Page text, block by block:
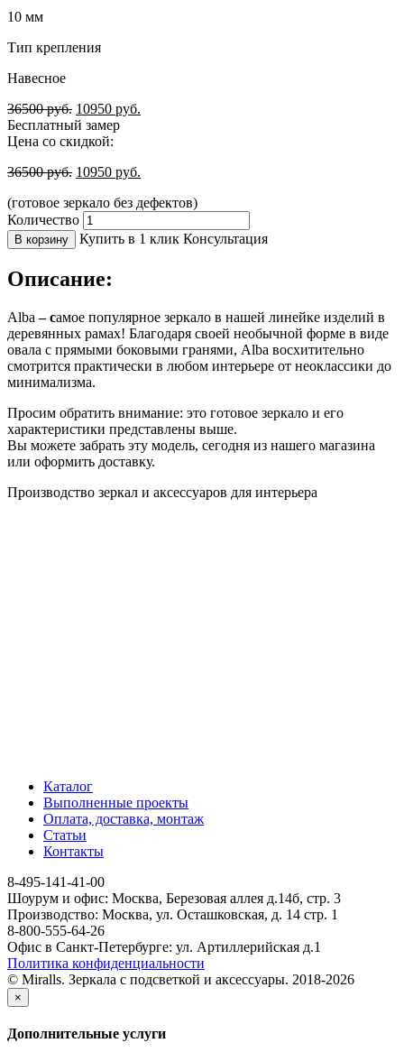
10 мм
Тип крепления
Навесное
36500руб. 10950 руб.
Бесплатный замер
Цена со скидкой:
36500руб. 10950 руб.
(готовое зеркало без дефектов)
Количество
В корзину Купить в 1 клик Консультация
Описание:
Alba – самое популярное зеркало в нашей линейке изделий в
деревянных рамах! Благодаря своей необычной форме в виде
овала с прямыми боковыми гранями, Alba восхитительно
смотрится практически в любом интерьере от неоклассики до
минимализма.
Просим обратить внимание: это готовое зеркало и его
характеристики представлены выше.
Вы можете забрать эту модель, сегодня из нашего магазина
или оформить доставку.
Производство зеркал и аксессуаров для интерьера
Каталог
Выполненные проекты
Оплата, доставка, монтаж
Статьи
Контакты
8-495-141-41-00
Шоурум и офис: Москва, Березовая аллея д.14б, стр. 3
Производство: Москва, ул. Осташковская, д. 14 стр. 1
8-800-555-64-26
Офис в Санкт-Петербурге: ул. Артиллерийская д.1
Политика конфиденциальности
© Miralls. Зеркала с подсветкой и аксессуары. 2018-2026
×
Дополнительные услуги